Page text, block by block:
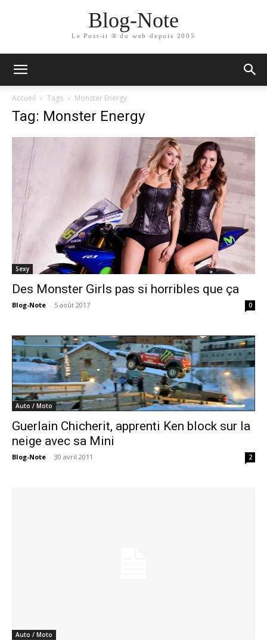
Blog-Note
Le Post-it ® du web depuis 2005
Accueil Tags Monster Energy
Tag: Monster Energy
Sexy
Des Monster Girls pas si horribles que ça
Blog-Note - 5 août 2017 0
Auto / Moto
Guerlain Chicherit, apprenti Ken block sur la
neige avec sa Mini
Blog-Note - 30 avril 2011 2
Auto / Moto